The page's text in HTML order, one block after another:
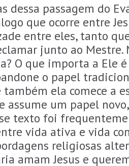
dessa passagem do
que ocorre entre
entre eles, tanto
junto ao Mestre.
O que importa a Ele
o papel
ela comece a
assume um papel
texto foi
vida ativa e vida
religiosas
amam Jesus e